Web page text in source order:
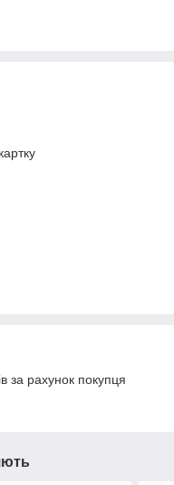
за рахунок покупця